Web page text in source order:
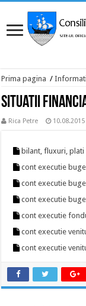
Prima pagina /
Situatii
Rica Petre 10.08.2015
bilant, fluxuri,
cont executie
cont executie
cont executie
cont executie
cont executie
cont executie